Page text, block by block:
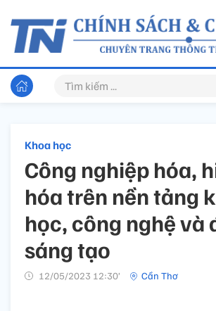
Khoa học
Công nghiệp hóa,
hóa trên nền tảng
học, công nghệ và
sáng tạo
12/05/2023 12:30’ Cần Thơ